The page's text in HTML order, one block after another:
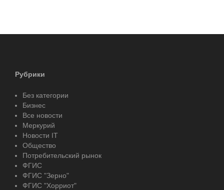
Рубрики
Без категории
Бизнес
Все новости
Меркурий
Новости IT
Общество
Потребительский рынок
ФГИС
ФГИС "Зерно"
ФГИС "Хорриот"